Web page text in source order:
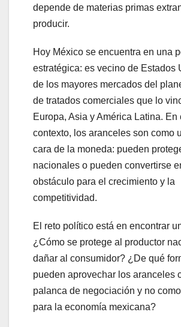
depende de materias primas
producir.
Hoy México se encuentra en una
estratégica: es vecino de Estados
de los mayores mercados del
de tratados comerciales que lo
Europa, Asia y América Latina. En
contexto, los aranceles son como
cara de la moneda: pueden
nacionales o pueden convertirse
obstáculo para el crecimiento y la
competitividad.
El reto político está en encontrar
¿Cómo se protege al productor
dañar al consumidor? ¿De qué
pueden aprovechar los aranceles
palanca de negociación y no
para la economía mexicana?